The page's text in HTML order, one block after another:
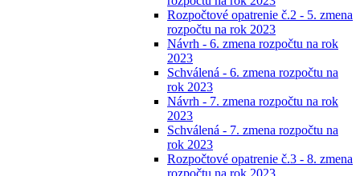
Rozpočtové opatrenie č.2 - 5. zmena
rozpočtu na rok 2023
Návrh - 6. zmena rozpočtu na rok
2023
Schválená - 6. zmena rozpočtu na
rok 2023
Návrh - 7. zmena rozpočtu na rok
2023
Schválená - 7. zmena rozpočtu na
rok 2023
Rozpočtové opatrenie č.3 - 8. zmena
rozpočtu na rok 2023